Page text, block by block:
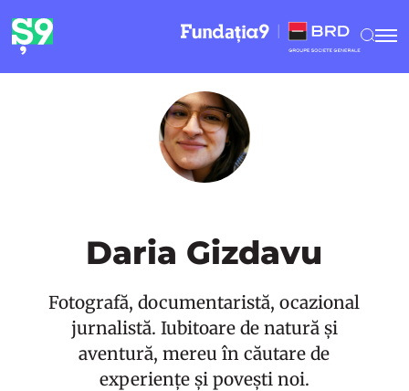
Daria Gizdavu
Fotografă, documentaristă, ocazional
jurnalistă. Iubitoare de natură și
aventură, mereu în căutare de
experiențe și povești noi.